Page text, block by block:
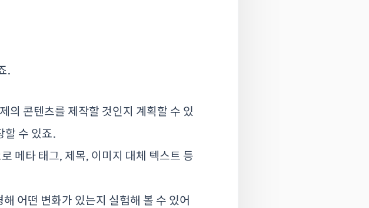
.
의 콘텐츠를 제작할 것인지 계획할 수 있
할 수 있죠.
메타 태그, 제목, 이미지 대체 텍스트 등
어떤 변화가 있는지 실험해 볼 수 있어